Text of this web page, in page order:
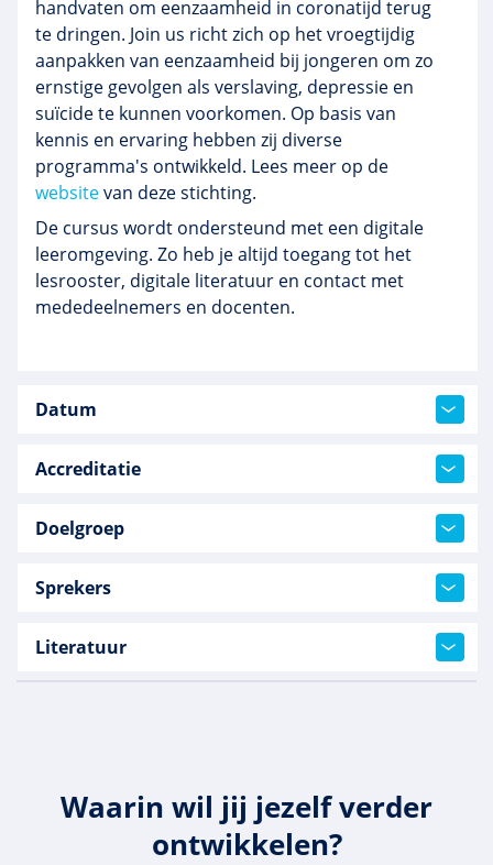
handvaten om eenzaamheid in coronatijd terug
te dringen. Join us richt zich op het vroegtijdig
aanpakken van eenzaamheid bij jongeren om zo
ernstige gevolgen als verslaving, depressie en
suïcide te kunnen voorkomen. Op basis van
kennis en ervaring hebben zij diverse
programma's ontwikkeld. Lees meer op de
websitevan deze stichting.
De cursus wordt ondersteund met een digitale
leeromgeving. Zo heb je altijd toegang tot het
lesrooster, digitale literatuur en contact met
mededeelnemers en docenten.
Datum
Accreditatie
Doelgroep
Sprekers
Literatuur
Waarin wil jij jezelf verder
ontwikkelen?